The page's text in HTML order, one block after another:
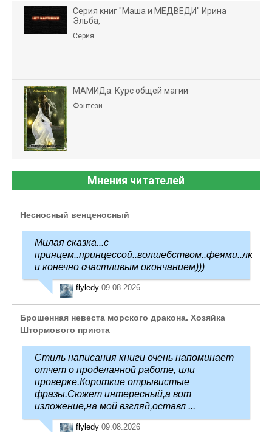
Серия книг "Маша и МЕДВЕДИ" Ирина
Эльба,
Серия
МАМИДа. Курс общей магии
Фэнтези
Мнения читателей
Несносный венценосный
Милая сказка...с
и конечно счастливым окончанием)))
flyledy 09.08.2026
Брошенная невеста морского дракона. Хозяйка
Штормового приюта
Стиль написания книги очень напоминает
отчет о проделанной работе, или
проверке.Короткие отрывистые
фразы.Сюжет интересный,а вот
изложение,на мой взгляд,оставл ...
flyledy 09.08.2026